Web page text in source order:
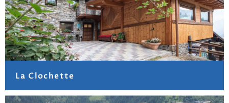
La Clochette